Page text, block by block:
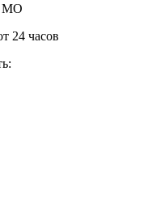
МО
24 часов